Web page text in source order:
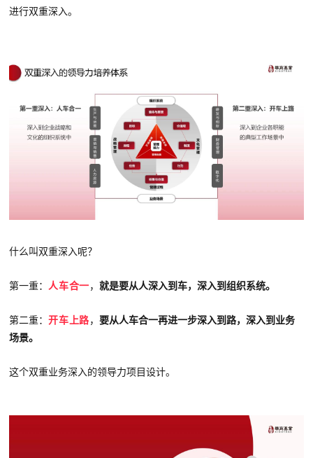
进行双重深入。
什么叫双重深入呢？
第一重：人车合一， 就是要从人深入到车，深入到组织系统。
第二重：开车上路， 要从人车合一再进一步深入到路，深入到业务
场景。
这个双重业务深入的领导力项目设计。